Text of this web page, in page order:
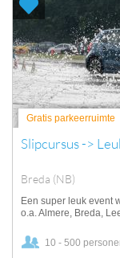
Gratis parkeerruimte
Slipcursus ->
Breda (NB)
Een super leuk event
o.a. Almere, Breda,
10 - 500